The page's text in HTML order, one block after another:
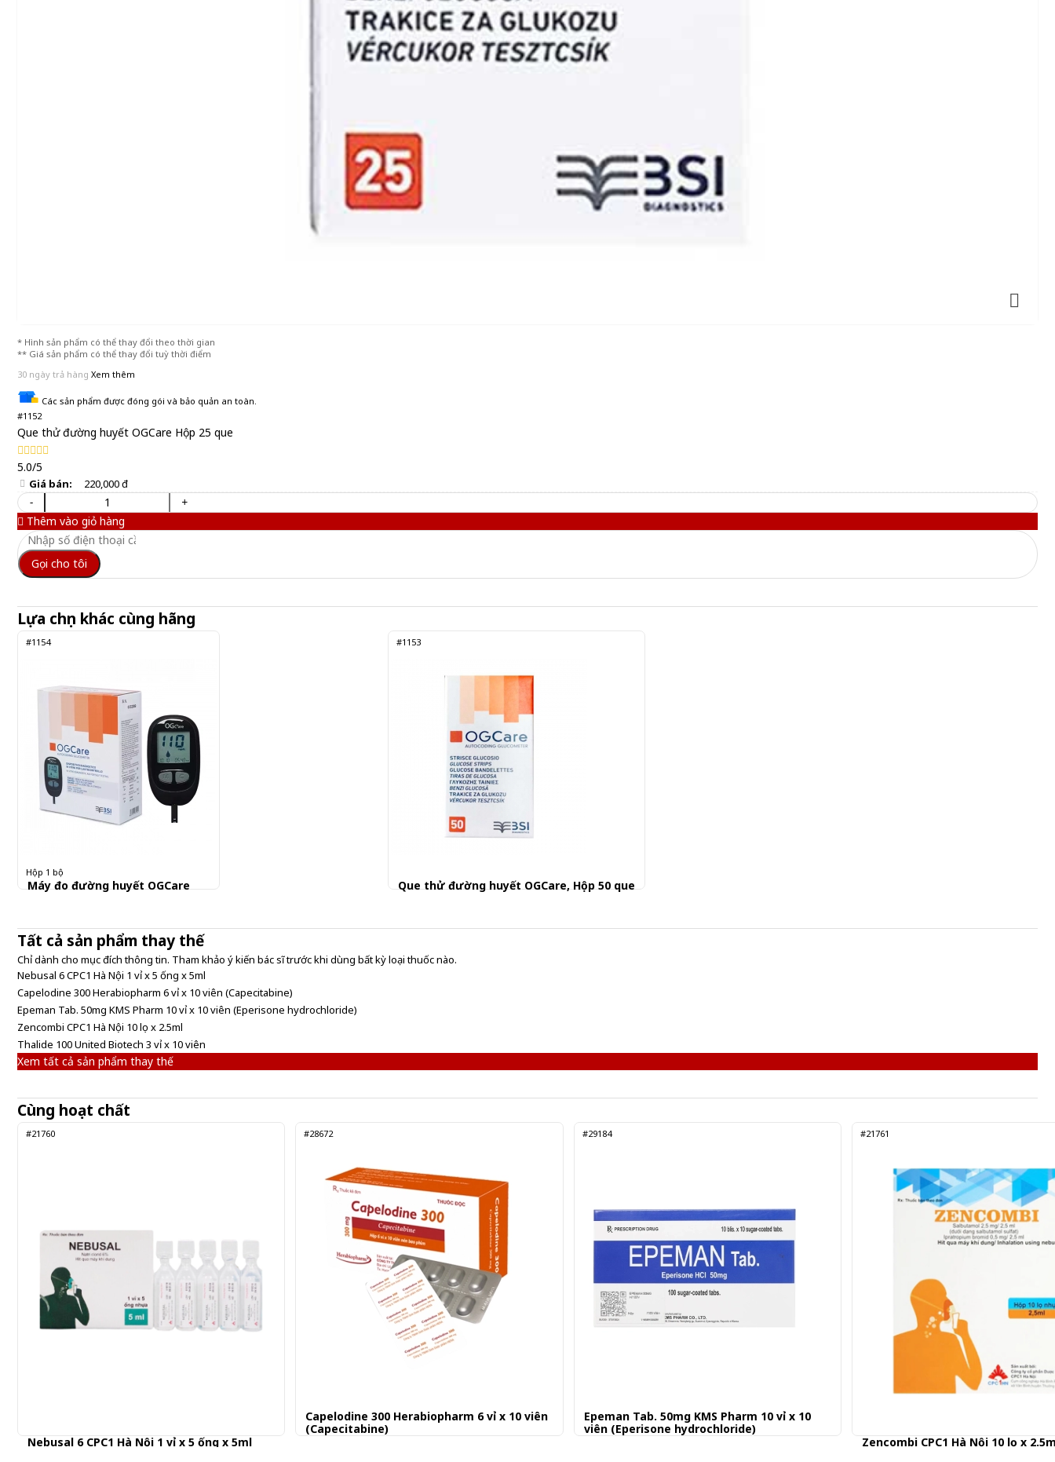
* Hình sản phẩm có thể thay đổi theo thời gian
** Giá sản phẩm có thể thay đổi tuỳ thời điểm
30 ngày trả hàng Xem thêm
Các sản phẩm được đóng gói và bảo quản an toàn.
#1152
Que thử đường huyết OGCare Hộp 25 que
5.0/5
Giá bán: 220,000 đ
-
+
Thêm vào giỏ hàng
Gọi cho tôi
Lựa chọn khác cùng hãng
#1154
Hộp 1 bộ
Máy đo đường huyết OGCare
#1153
Que thử đường huyết OGCare, Hộp 50 que
Tất cả sản phẩm thay thế
Chỉ dành cho mục đích thông tin. Tham khảo ý kiến bác sĩ trước khi dùng bất kỳ loại thuốc nào.
Nebusal 6 CPC1 Hà Nội 1 vỉ x 5 ống x 5ml
Capelodine 300 Herabiopharm 6 vỉ x 10 viên (Capecitabine)
Epeman Tab. 50mg KMS Pharm 10 vỉ x 10 viên (Eperisone hydrochloride)
Zencombi CPC1 Hà Nội 10 lọ x 2.5ml
Thalide 100 United Biotech 3 vỉ x 10 viên
Xem tất cả sản phẩm thay thế
Cùng hoạt chất
#21760
Nebusal 6 CPC1 Hà Nội 1 vỉ x 5 ống x 5ml
#28672
Capelodine 300 Herabiopharm 6 vỉ x 10 viên
(Capecitabine)
#29184
Epeman Tab. 50mg KMS Pharm 10 vỉ x 10
viên (Eperisone hydrochloride)
#21761
Zencombi CPC1 Hà Nội 10 lọ x